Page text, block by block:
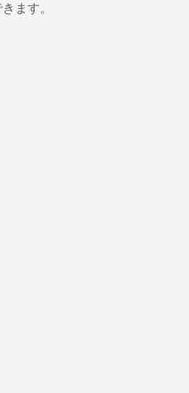
ます。